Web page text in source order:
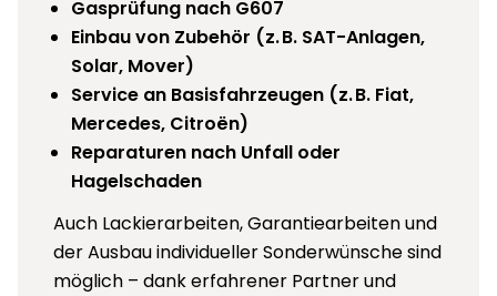
Gasprüfung nach G607
Einbau von Zubehör (z. B. SAT-Anlagen,
Solar, Mover)
Service an Basisfahrzeugen (z. B. Fiat,
Mercedes, Citroën)
Reparaturen nach Unfall oder
Hagelschaden
Auch Lackierarbeiten, Garantiearbeiten und
der Ausbau individueller Sonderwünsche sind
möglich – dank erfahrener Partner und